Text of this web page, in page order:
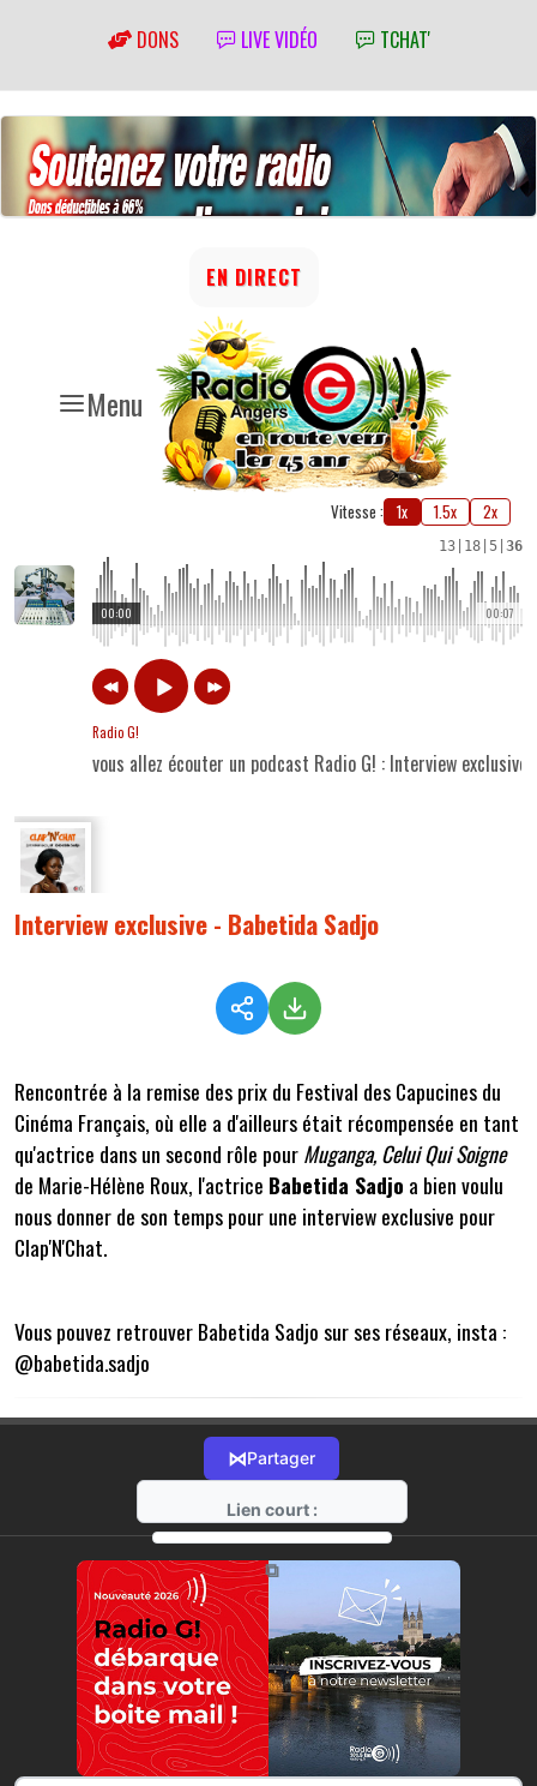
DONS LIVE VIDÉO TCHAT'
Menu
EN DIRECT
Vitesse : 1x 1.5x 2x
13 18 5 36
00:07
00:00
Radio G!
vous allez écouter un podcast Radio G! : Interview exclusive
Interview exclusive - Babetida Sadjo
Rencontrée à la remise des prix du Festival des Capucines du
Cinéma Français, où elle a d'ailleurs était récompensée en tant
qu'actrice dans un second rôle pourMuganga, Celui Qui Soigne
de Marie-Hélène Roux, l'actrice Babetida Sadjo a bien voulu
nous donner de son temps pour une interview exclusive pour
Clap'N'Chat.
Vous pouvez retrouver Babetida Sadjo sur ses réseaux, insta :
@babetida.sadjo
⋈Partager
Lien court :
https://radio-g.fr?21616
⧉